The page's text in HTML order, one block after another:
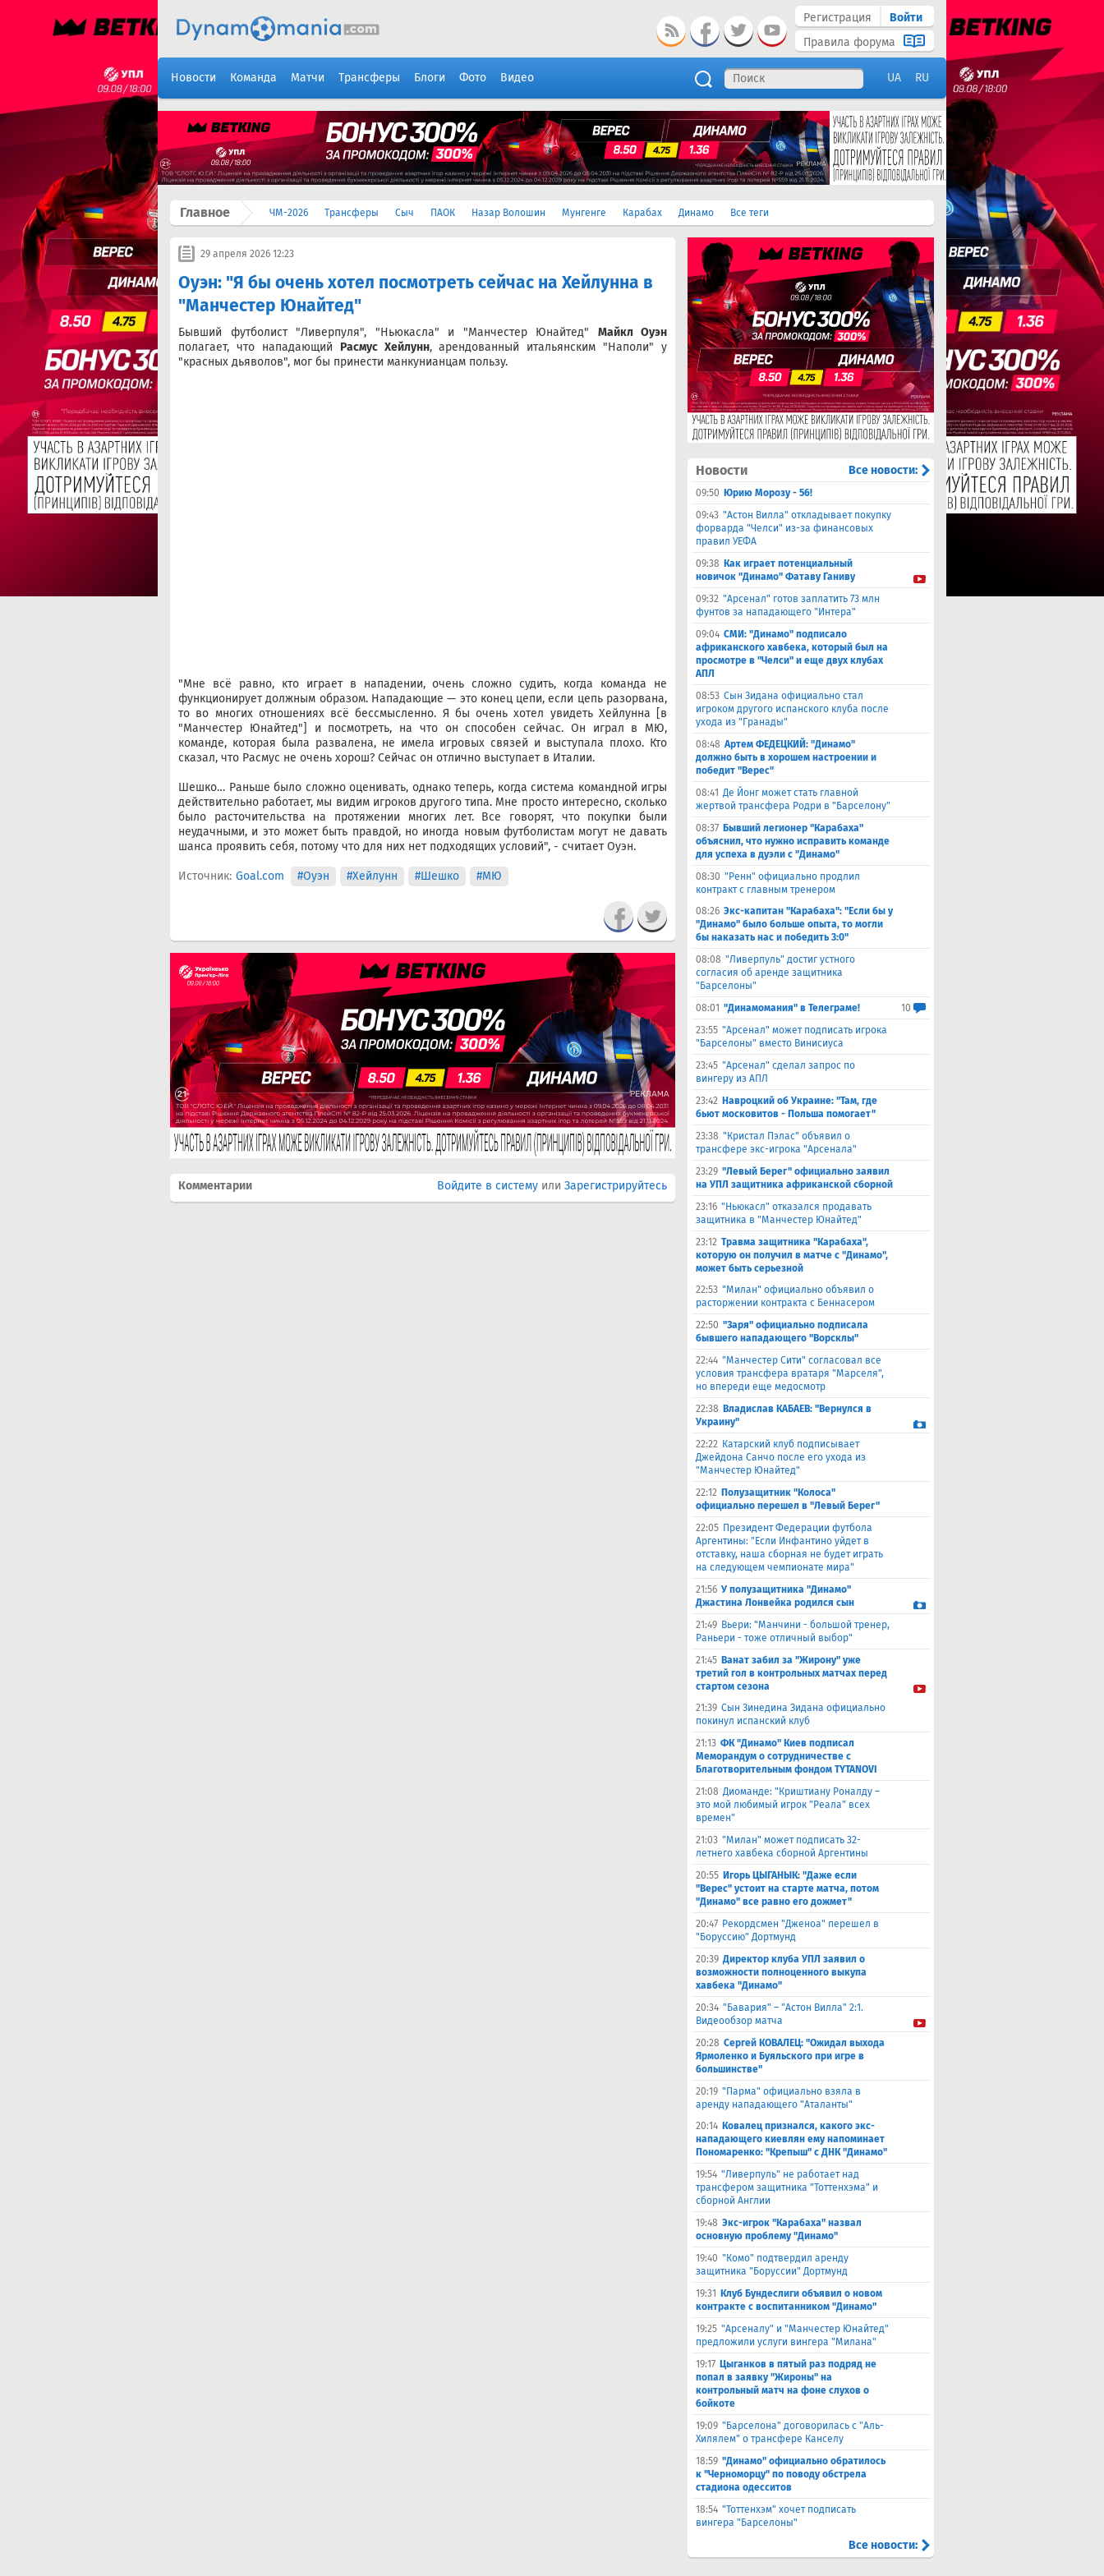
Регистрация
Войти
Правила форума
Новости Команда Матчи Трансферы Блоги Фото Видео UA RU
Главное ЧМ-2026 Трансферы Сыч ПАОК Назар Волошин Мунгенге Карабах Динамо Все теги
29 апреля 2026 12:23
Оуэн: "Я бы очень хотел посмотреть сейчас на Хейлунна в
"Манчестер Юнайтед"
Бывший футболист "Ливерпуля", "Ньюкасла" и "Манчестер Юнайтед" Майкл Оуэн
полагает, что нападающий Расмус Хейлунн, арендованный итальянским "Наполи" у
"красных дьяволов", мог бы принести манкунианцам пользу.
"Мне всё равно, кто играет в нападении, очень сложно судить, когда команда не
функционирует должным образом. Нападающие — это конец цепи, если цепь разорвана,
то во многих отношениях всё бессмысленно. Я бы очень хотел увидеть Хейлунна [в
"Манчестер Юнайтед"] и посмотреть, на что он способен сейчас. Он играл в МЮ,
команде, которая была развалена, не имела игровых связей и выступала плохо. Кто
сказал, что Расмус не очень хорош? Сейчас он отлично выступает в Италии.
Шешко… Раньше было сложно оценивать, однако теперь, когда система командной игры
действительно работает, мы видим игроков другого типа. Мне просто интересно, сколько
было расточительства на протяжении многих лет. Все говорят, что покупки были
неудачными, и это может быть правдой, но иногда новым футболистам могут не давать
шанса проявить себя, потому что для них нет подходящих условий", - считает Оуэн.
Источник: Goal.com #Оуэн #Хейлунн #Шешко #МЮ
Комментарии Войдите в систему или Зарегистрируйтесь
Новости Все новости:
09:50 Юрию Морозу - 56!
09:43 "Астон Вилла" откладывает покупку
форварда "Челси" из-за финансовых
правил УЕФА
09:38 Как играет потенциальный
новичок "Динамо" Фатаву Ганиву
09:32 "Арсенал" готов заплатить 73 млн
фунтов за нападающего "Интера"
09:04 СМИ: "Динамо" подписало
африканского хавбека, который был на
просмотре в "Челси" и еще двух клубах
АПЛ
08:53 Сын Зидана официально стал
игроком другого испанского клуба после
ухода из "Гранады"
08:48 Артем ФЕДЕЦКИЙ: "Динамо"
должно быть в хорошем настроении и
победит "Верес"
08:41 Де Йонг может стать главной
жертвой трансфера Родри в "Барселону"
08:37 Бывший легионер "Карабаха"
объяснил, что нужно исправить команде
для успеха в дуэли с "Динамо"
08:30 "Ренн" официально продлил
контракт с главным тренером
08:26 Экс-капитан "Карабаха": "Если бы у
"Динамо" было больше опыта, то могли
бы наказать нас и победить 3:0"
08:08 "Ливерпуль" достиг устного
согласия об аренде защитника
"Барселоны"
08:01 "Динамомания" в Телеграме!
10
23:55 "Арсенал" может подписать игрока
"Барселоны" вместо Винисиуса
23:45 "Арсенал" сделал запрос по
вингеру из АПЛ
23:42 Навроцкий об Украине: "Там, где
бьют московитов - Польша помогает"
23:38 "Кристал Пэлас" объявил о
трансфере экс-игрока "Арсенала"
23:29 "Левый Берег" официально заявил
на УПЛ защитника африканской сборной
23:16 "Ньюкасл" отказался продавать
защитника в "Манчестер Юнайтед"
23:12 Травма защитника "Карабаха",
которую он получил в матче с "Динамо",
может быть серьезной
22:53 "Милан" официально объявил о
расторжении контракта с Беннасером
22:50 "Заря" официально подписала
бывшего нападающего "Ворсклы"
22:44 "Манчестер Сити" согласовал все
условия трансфера вратаря "Марселя",
но впереди еще медосмотр
22:38 Владислав КАБАЕВ: "Вернулся в
Украину"
22:22 Катарский клуб подписывает
Джейдона Санчо после его ухода из
"Манчестер Юнайтед"
22:12 Полузащитник "Колоса"
официально перешел в "Левый Берег"
22:05 Президент Федерации футбола
Аргентины: "Если Инфантино уйдет в
отставку, наша сборная не будет играть
на следующем чемпионате мира"
21:56 У полузащитника "Динамо"
Джастина Лонвейка родился сын
21:49 Вьери: "Манчини - большой тренер,
Раньери - тоже отличный выбор"
21:45 Ванат забил за "Жирону" уже
третий гол в контрольных матчах перед
стартом сезона
21:39 Сын Зинедина Зидана официально
покинул испанский клуб
21:13 ФК "Динамо" Киев подписал
Меморандум о сотрудничестве с
Благотворительным фондом TYTANOVI
21:08 Диоманде: "Криштиану Роналду –
это мой любимый игрок "Реала" всех
времен"
21:03 "Милан" может подписать 32-
летнего хавбека сборной Аргентины
20:55 Игорь ЦЫГАНЫК: "Даже если
"Верес" устоит на старте матча, потом
"Динамо" все равно его дожмет"
20:47 Рекордсмен "Дженоа" перешел в
"Боруссию" Дортмунд
20:39 Директор клуба УПЛ заявил о
возможности полноценного выкупа
хавбека "Динамо"
20:34 "Бавария" – "Астон Вилла" 2:1.
Видеообзор матча
20:28 Сергей КОВАЛЕЦ: "Ожидал выхода
Ярмоленко и Буяльского при игре в
большинстве"
20:19 "Парма" официально взяла в
аренду нападающего "Аталанты"
20:14 Ковалец признался, какого экс-
нападающего киевлян ему напоминает
Пономаренко: "Крепыш" с ДНК "Динамо"
19:54 "Ливерпуль" не работает над
трансфером защитника "Тоттенхэма" и
сборной Англии
19:48 Экс-игрок "Карабаха" назвал
основную проблему "Динамо"
19:40 "Комо" подтвердил аренду
защитника "Боруссии" Дортмунд
19:31
Клуб Бундеслиги объявил о новом
контракте с воспитанником "Динамо"
19:25 "Арсеналу" и "Манчестер Юнайтед"
предложили услуги вингера "Милана"
19:17 Цыганков в пятый раз подряд не
попал в заявку "Жироны" на
контрольный матч на фоне слухов о
бойкоте
19:09 "Барселона" договорилась с "Аль-
Хилялем" о трансфере Канселу
18:59 "Динамо" официально обратилось
к "Черноморцу" по поводу обстрела
стадиона одесситов
18:54 "Тоттенхэм" хочет подписать
вингера "Барселоны"
Все новости: